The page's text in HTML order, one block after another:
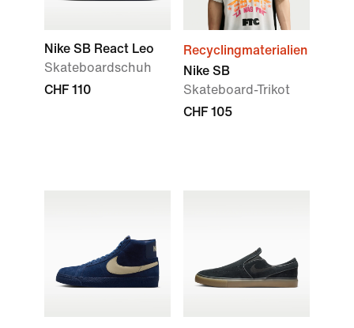
Nike SB React Leo
Skateboardschuh
CHF 110
Recyclingmaterialien
Nike SB
Skateboard-Trikot
CHF 105